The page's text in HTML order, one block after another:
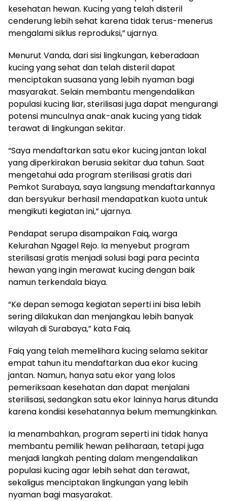
kesehatan hewan. Kucing yang telah disteril
cenderung lebih sehat karena tidak terus-menerus
mengalami siklus reproduksi,” ujarnya.
Menurut Vanda, dari sisi lingkungan, keberadaan
kucing yang sehat dan telah disteril dapat
menciptakan suasana yang lebih nyaman bagi
masyarakat. Selain membantu mengendalikan
populasi kucing liar, sterilisasi juga dapat mengurangi
potensi munculnya anak-anak kucing yang tidak
terawat di lingkungan sekitar.
“Saya mendaftarkan satu ekor kucing jantan lokal
yang diperkirakan berusia sekitar dua tahun. Saat
mengetahui ada program sterilisasi gratis dari
Pemkot Surabaya, saya langsung mendaftarkannya
dan bersyukur berhasil mendapatkan kuota untuk
mengikuti kegiatan ini,” ujarnya.
Pendapat serupa disampaikan Faiq, warga
Kelurahan Ngagel Rejo. Ia menyebut program
sterilisasi gratis menjadi solusi bagi para pecinta
hewan yang ingin merawat kucing dengan baik
namun terkendala biaya.
“Ke depan semoga kegiatan seperti ini bisa lebih
sering dilakukan dan menjangkau lebih banyak
wilayah di Surabaya,” kata Faiq.
Faiq yang telah memelihara kucing selama sekitar
empat tahun itu mendaftarkan dua ekor kucing
jantan. Namun, hanya satu ekor yang lolos
pemeriksaan kesehatan dan dapat menjalani
sterilisasi, sedangkan satu ekor lainnya harus ditunda
karena kondisi kesehatannya belum memungkinkan.
Ia menambahkan, program seperti ini tidak hanya
membantu pemilik hewan peliharaan, tetapi juga
menjadi langkah penting dalam mengendalikan
populasi kucing agar lebih sehat dan terawat,
sekaligus menciptakan lingkungan yang lebih
nyaman bagi masyarakat.